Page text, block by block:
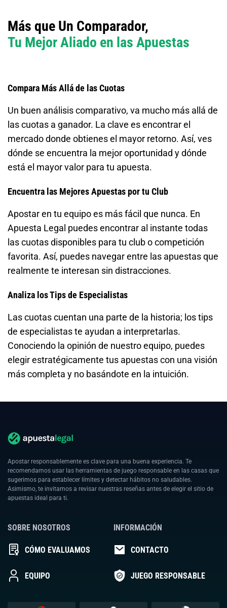
Más que Un Comparador,
Tu Mejor Aliado en las Apuestas
Compara Más Allá de las Cuotas
Un buen análisis comparativo, va mucho más allá de
las cuotas a ganador. La clave es encontrar el
mercado donde obtienes el mayor retorno. Así, ves
dónde se encuentra la mejor oportunidad y dónde
está el mayor valor para tu apuesta.
Encuentra las Mejores Apuestas por tu Club
Apostar en tu equipo es más fácil que nunca. En
Apuesta Legal puedes encontrar al instante todas
las cuotas disponibles para tu club o competición
favorita. Así, puedes navegar entre las apuestas que
realmente te interesan sin distracciones.
Analiza los Tips de Especialistas
Las cuotas cuentan una parte de la historia; los tips
de especialistas te ayudan a interpretarlas.
Conociendo la opinión de nuestro equipo, puedes
elegir estratégicamente tus apuestas con una visión
más completa y no basándote en la intuición.
Apostar responsablemente es clave para una buena experiencia. Te
recomendamos usar las herramientas de juego responsable en las casas que
sugerimos para establecer límites y detectar hábitos no saludables.
Asimismo, te invitamos a revisar nuestras reseñas antes de elegir el sitio de
apuestas ideal para ti.
SOBRE NOSOTROS
CÓMO EVALUAMOS
EQUIPO
INFORMACIÓN
CONTACTO
JUEGO RESPONSABLE